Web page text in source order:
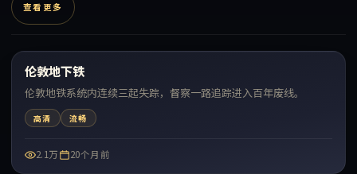
查看更多
最新
伦敦地下铁
伦敦地铁系统内连续三起失踪，督察一路追踪进入百年废线。
高清 流畅
2.1万 20个月前